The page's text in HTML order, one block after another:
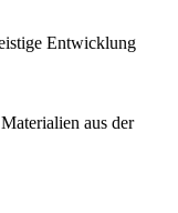
Entwicklung
aus der